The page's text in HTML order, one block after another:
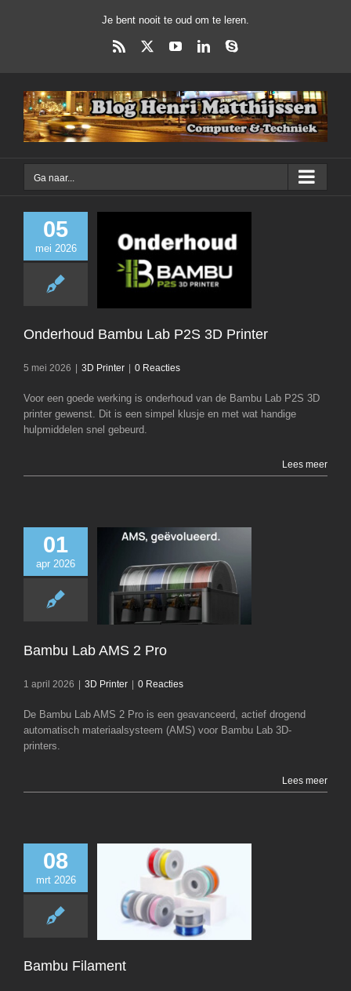
Je bent nooit te oud om te leren.
Rss YouTubeLinkedInSkype
Ga naar...
05
mei 2026
Onderhoud Bambu Lab P2S 3D Printer
5 mei 2026 | 3D Printer | 0 Reacties
Voor een goede werking is onderhoud van de Bambu Lab P2S 3D
printer gewenst. Dit is een simpel klusje en met wat handige
hulpmiddelen snel gebeurd.
Lees meer
01
apr 2026
Bambu Lab AMS 2 Pro
1 april 2026 | 3D Printer | 0 Reacties
De Bambu Lab AMS 2 Pro is een geavanceerd, actief drogend
automatisch materiaalsysteem (AMS) voor Bambu Lab 3D-
printers.
Lees meer
08
mrt 2026
Bambu Filament